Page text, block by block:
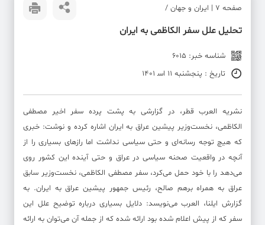
صفحه ۷ | ایران و جهان /
تحلیل علل سفر الکاظمی به ایران
شناسه خبر: 6015
تاریخ : پنجشنبه 11 اس‍ 1401
نشریه العرب قطر، در گزارشی به پشت پرده سفر اخیر مصطفی
الکاظمی، نخست‌وزیر پیشین عراق به ایران اشاره کرده و نوشت: خبری
که هیچ توجه رسانه‌ای و حتی سیاسی نداشت اما رازهای بسیاری را از
آنچه در واقعیت صحنه سیاسی در عراق و حتی آینده این کشور روی
می‌دهد را با خود حمل می‌کرد، سفر مصطفی الکاظمی، نخست‌وزیر سابق
عراق به همراه برهم صالح، رئیس جمهور پیشین عراق به ایران. به
گزارش ایلنا، العرب می‌نویسد: دلایل بسیاری درباره توضیح علل این
سفر که از پیش اعلام شده بود ارائه شده که از جمله آن می‌توان به ارائه